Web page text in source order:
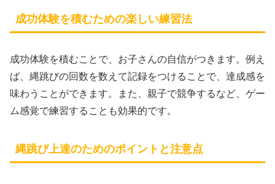
成功体験を積むための楽しい練習法
成功体験を積むことで、お子さんの自信がつきます。例え
ば、縄跳びの回数を数えて記録をつけることで、達成感を
味わうことができます。また、親子で競争するなど、ゲー
ム感覚で練習することも効果的です。
縄跳び上達のためのポイントと注意点